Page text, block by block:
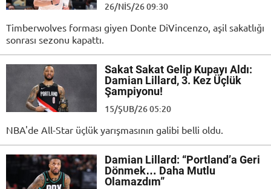
26/NIS/26 09:30
Timberwolves forması giyen Donte DiVincenzo, aşil sakatlığı
sonrası sezonu kapattı.
Sakat Sakat Gelip Kupayı Aldı:
Damian Lillard, 3. Kez Üçlük
Şampiyonu!
15/ŞUB/26 05:20
NBA'de All-Star üçlük yarışmasının galibi belli oldu.
Damian Lillard: “Portland’a Geri
Dönmek… Daha Mutlu
Olamazdım”